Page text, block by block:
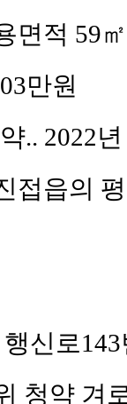
면적 59
만원
.. 2022
접읍의
신로
청약 겨